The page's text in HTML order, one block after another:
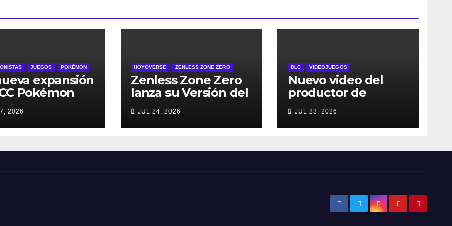
JUEGOS POKÉMON
expansión
Pokémon
Cielos, se
el 29 de julio
2026
HOYOVERSE ZENLESS ZONE ZERO
Zenless Zone Zero
lanza su Versión del
de julio – con
regalos para todos
nuevos personajes
JUL 24, 2026
DLC VIDEOJUEGOS
Nuevo video del
productor de
Sparking! ZERO
detalla el Super
DLC
JUL 23, 2026